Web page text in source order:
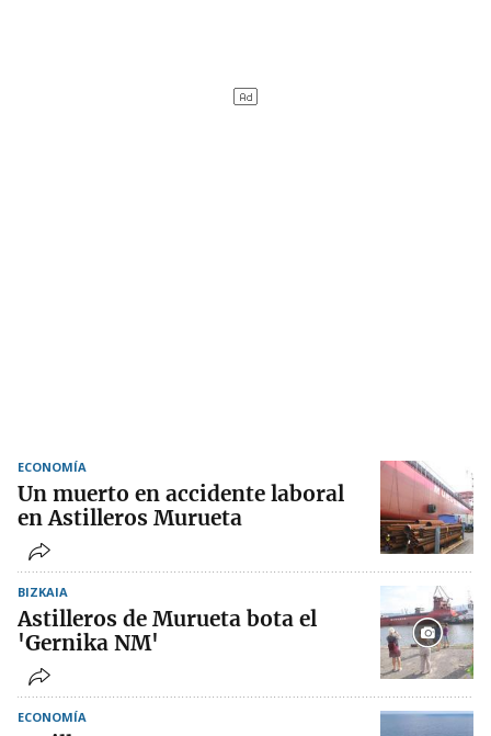
ECONOMÍA
Un muerto en accidente laboral
en Astilleros Murueta
BIZKAIA
Astilleros de Murueta bota el
'Gernika NM'
ECONOMÍA